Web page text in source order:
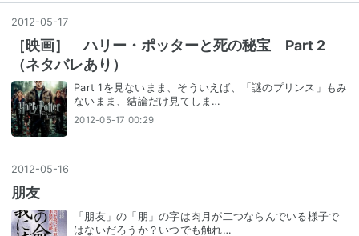
2012-05-17
［映画］ ハリー・ポッターと死の秘宝 Part 2
（ネタバレあり）
Part 1を見ないまま、そういえば、「謎のプリンス」もみ
ないまま、結論だけ見てしま…
2012-05-17 00:29
2012-05-16
朋友
「朋友」の「朋」の字は肉月が二つならんでいる様子で
はないだろうか？いつでも触れ…